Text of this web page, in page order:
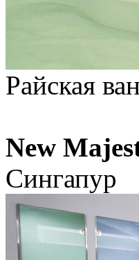
Райская
New
Сингапур